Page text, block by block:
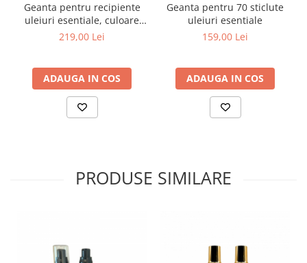
Geanta pentru recipiente
uleiuri esentiale, culoare
neagra
219,00 Lei
ADAUGA IN COS
Geanta pentru 70 sticlute
uleiuri esentiale
159,00 Lei
ADAUGA IN COS
PRODUSE SIMILARE